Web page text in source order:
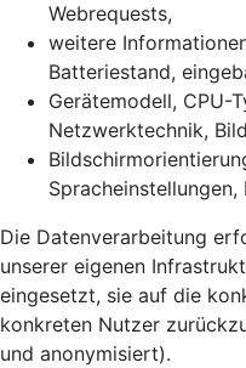
Webrequests,
weitere
Batteriestand,
Gerätemodell, CPU-
Netzwerktechnik,
Die Datenverarbeitung
unserer eigenen
eingesetzt, sie auf die
konkreten Nutzer
und anonymisiert).